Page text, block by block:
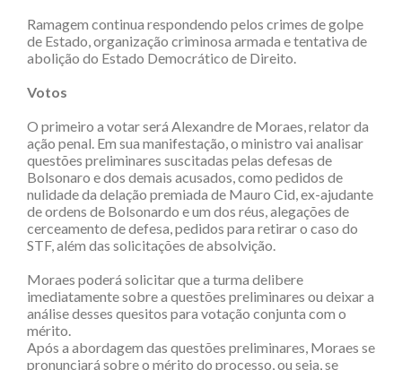
Ramagem continua respondendo pelos crimes de golpe
de Estado, organização criminosa armada e tentativa de
abolição do Estado Democrático de Direito.
Votos
O primeiro a votar será Alexandre de Moraes, relator da
ação penal. Em sua manifestação, o ministro vai analisar
questões preliminares suscitadas pelas defesas de
Bolsonaro e dos demais acusados, como pedidos de
nulidade da delação premiada de Mauro Cid, ex-ajudante
de ordens de Bolsonardo e um dos réus, alegações de
cerceamento de defesa, pedidos para retirar o caso do
STF, além das solicitações de absolvição.
Moraes poderá solicitar que a turma delibere
imediatamente sobre a questões preliminares ou deixar a
análise desses quesitos para votação conjunta com o
mérito.
Após a abordagem das questões preliminares, Moraes se
pronunciará sobre o mérito do processo, ou seja, se